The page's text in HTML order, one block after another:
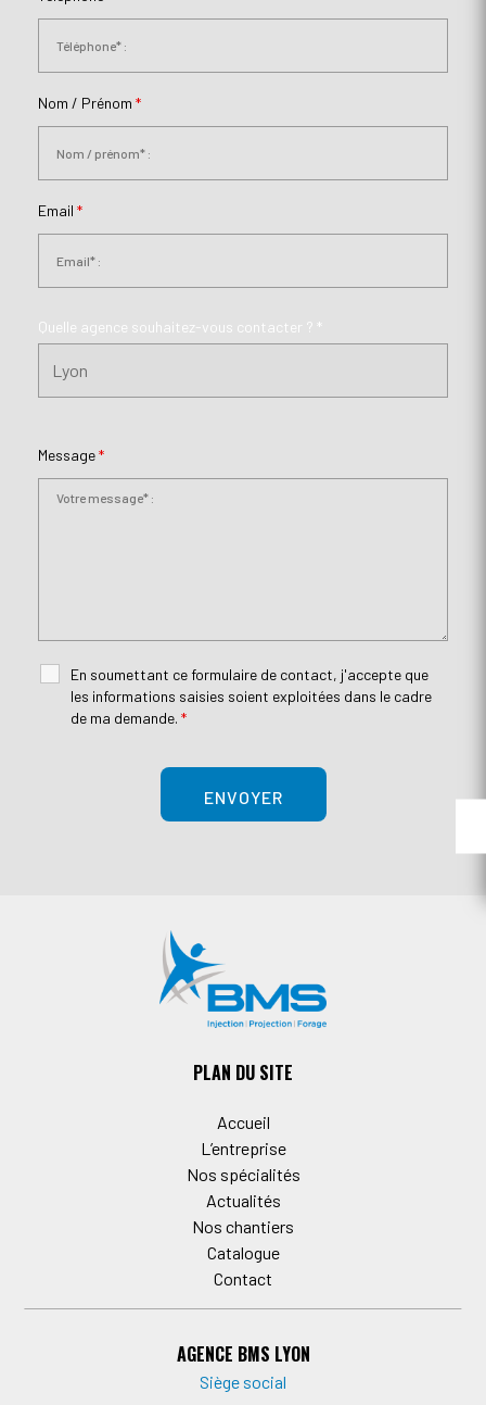
Nom / Prénom *
Email *
Quelle agence souhaitez-vous contacter ? *
Message*
En soumettant ce formulaire de contact, j'accepte que
les informations saisies soient exploitées dans le cadre
de ma demande. *
PLAN DU SITE
Accueil
L’entreprise
Nos spécialités
Actualités
Nos chantiers
Catalogue
Contact
AGENCE BMS LYON
Siège social